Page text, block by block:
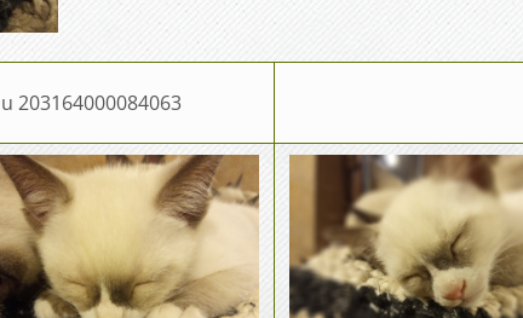
203164000084063